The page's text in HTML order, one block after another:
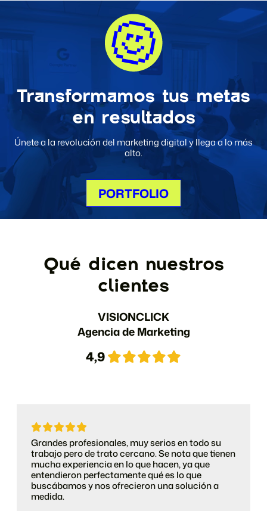
Transformamos tus metas
en resultados
Únete a la revolución del marketing digital y llega a lo más
alto.
PORTFOLIO
PORTFOLIO
Qué dicen nuestros
clientes
VISIONCLICK
Agencia de Marketing
4,9
Grandes profesionales, muy serios en todo su
trabajo pero de trato cercano. Se nota que tienen
mucha experiencia en lo que hacen, ya que
entendieron perfectamente qué es lo que
buscábamos y nos ofrecieron una solución a
medida.